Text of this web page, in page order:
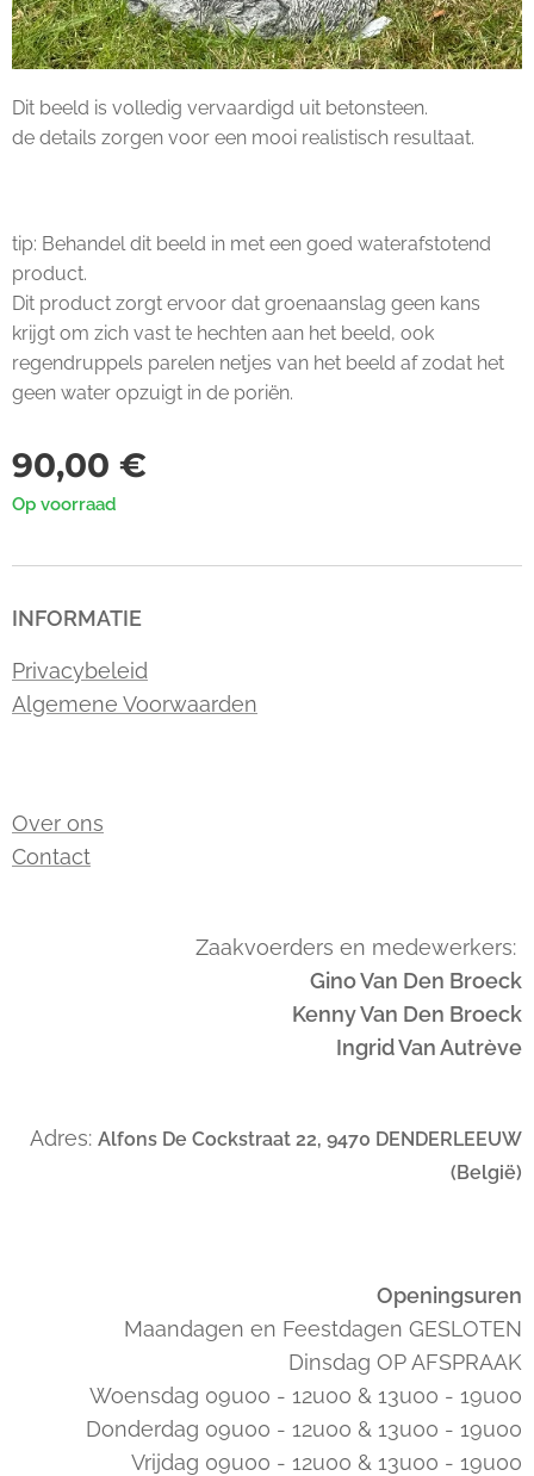
Dit beeld is volledig vervaardigd uit betonsteen.
de details zorgen voor een mooi realistisch resultaat.
tip: Behandel dit beeld in met een goed waterafstotend
product.
Dit product zorgt ervoor dat groenaanslag geen kans
krijgt om zich vast te hechten aan het beeld, ook
regendruppels parelen netjes van het beeld af zodat het
geen water opzuigt in de poriën.
90,00 €
Op voorraad
INFORMATIE
Privacybeleid
Algemene Voorwaarden
Over ons
Contact
Zaakvoerders en medewerkers:
Gino Van Den Broeck
Kenny Van Den Broeck
Ingrid Van Autrève
Adres: Alfons De Cockstraat 22, 9470 DENDERLEEUW
(België)
Openingsuren
Maandagen en Feestdagen GESLOTEN
Dinsdag OP AFSPRAAK
Woensdag 09u00 - 12u00 & 13u00 - 19u00
Donderdag 09u00 - 12u00 & 13u00 - 19u00
Vrijdag 09u00 - 12u00 & 13u00 - 19u00